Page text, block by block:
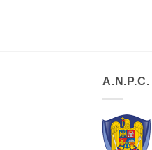
A.N.P.C.